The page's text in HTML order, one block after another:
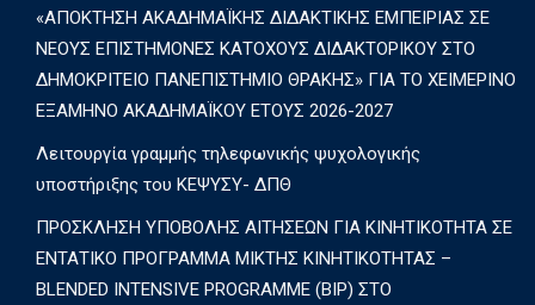
«ΑΠΟΚΤΗΣΗ ΑΚΑΔΗΜΑΪΚΗΣ ΔΙΔΑΚΤΙΚΗΣ ΕΜΠΕΙΡΙΑΣ ΣΕ
ΝΕΟΥΣ ΕΠΙΣΤΗΜΟΝΕΣ ΚΑΤΟΧΟΥΣ ΔΙΔΑΚΤΟΡΙΚΟΥ ΣΤΟ
ΔΗΜΟΚΡΙΤΕΙΟ ΠΑΝΕΠΙΣΤΗΜΙΟ ΘΡΑΚΗΣ» ΓΙΑ ΤΟ ΧΕΙΜΕΡΙΝΟ
ΕΞΑΜΗΝΟ ΑΚΑΔΗΜΑΪΚΟΥ ΕΤΟΥΣ 2026-2027
Λειτουργία γραμμής τηλεφωνικής ψυχολογικής
υποστήριξης του ΚΕΨΥΣΥ- ΔΠΘ
ΠΡΟΣΚΛΗΣΗ ΥΠΟΒΟΛΗΣ ΑΙΤΗΣΕΩΝ ΓΙΑ ΚΙΝΗΤΙΚΟΤΗΤΑ ΣΕ
ΕΝΤΑΤΙΚΟ ΠΡΟΓΡΑΜΜΑ ΜΙΚΤΗΣ ΚΙΝΗΤΙΚΟΤΗΤΑΣ –
BLENDED INTENSIVE PROGRAMME (BIP) ΣΤΟ